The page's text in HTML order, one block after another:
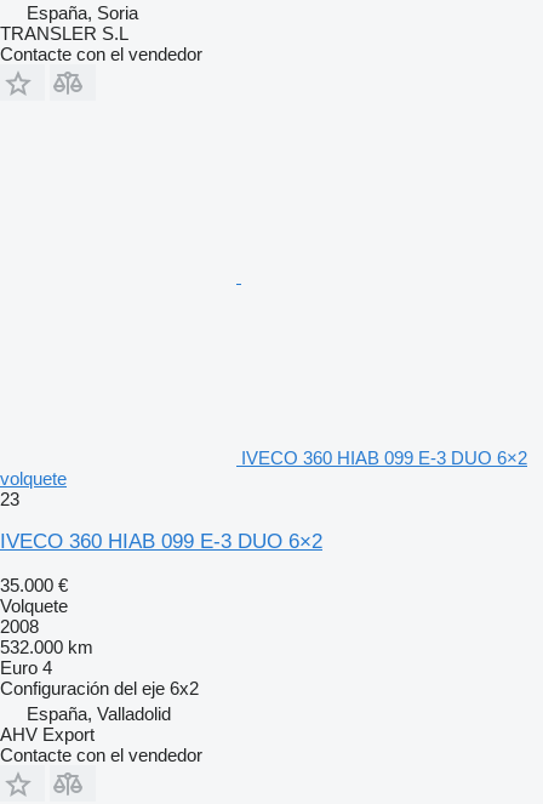
España, Soria
TRANSLER S.L
Contacte con el vendedor
IVECO 360 HIAB 099 E-3 DUO 6×2
volquete
23
IVECO 360 HIAB 099 E-3 DUO 6×2
35.000 €
Volquete
2008
532.000 km
Euro 4
Configuración del eje 6x2
España, Valladolid
AHV Export
Contacte con el vendedor